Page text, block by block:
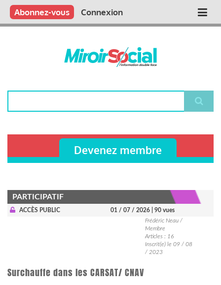
Aller
contenu
Main
Qui sommes nous ?
Vous publiez
Nous publions
Contactez-nous
Abonnez-vous Connexion
Devenez membre
PARTICIPATIF
ACCÈS PUBLIC 01 / 07 / 2026
| 90 vues
Frédéric Neau /
Membre
Articles : 16
Inscrit(e) le 09 / 08
/ 2023
Surchauffe dans les CARSAT/ CNAV